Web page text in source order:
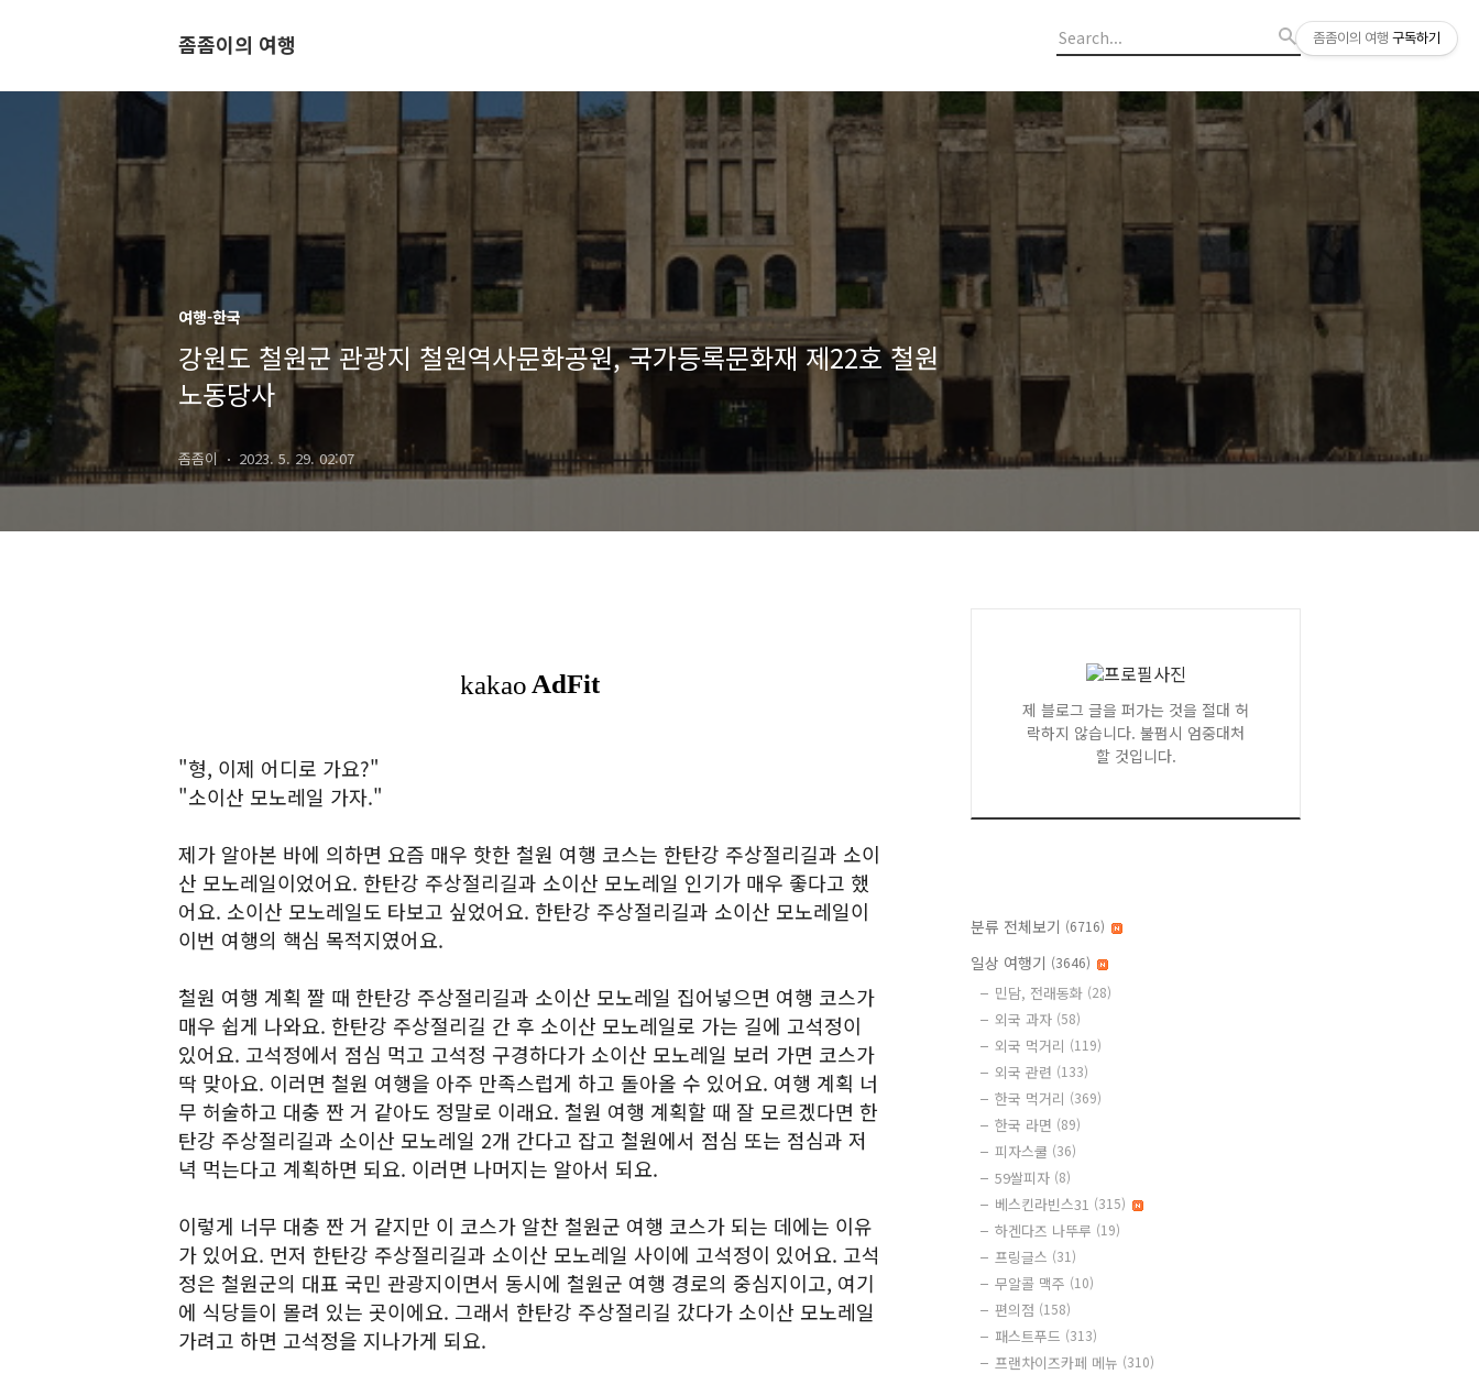
좀좀이의 여행
여행-한국
강원도 철원군 관광지 철원역사문화공원, 국가등록문화재 제22호 철원
노동당사
좀좀이 2023. 5. 29. 02:07
"형, 이제 어디로 가요?"
"소이산 모노레일 가자."
제가 알아본 바에 의하면 요즘 매우 핫한 철원 여행 코스는 한탄강 주상절리길과 소이
산 모노레일이었어요. 한탄강 주상절리길과 소이산 모노레일 인기가 매우 좋다고 했
어요. 소이산 모노레일도 타보고 싶었어요. 한탄강 주상절리길과 소이산 모노레일이
이번 여행의 핵심 목적지였어요.
철원 여행 계획 짤 때 한탄강 주상절리길과 소이산 모노레일 집어넣으면 여행 코스가
매우 쉽게 나와요. 한탄강 주상절리길 간 후 소이산 모노레일로 가는 길에 고석정이
있어요. 고석정에서 점심 먹고 고석정 구경하다가 소이산 모노레일 보러 가면 코스가
딱 맞아요. 이러면 철원 여행을 아주 만족스럽게 하고 돌아올 수 있어요. 여행 계획 너
무 허술하고 대충 짠 거 같아도 정말로 이래요. 철원 여행 계획할 때 잘 모르겠다면 한
탄강 주상절리길과 소이산 모노레일 2개 간다고 잡고 철원에서 점심 또는 점심과 저
녁 먹는다고 계획하면 되요. 이러면 나머지는 알아서 되요.
이렇게 너무 대충 짠 거 같지만 이 코스가 알찬 철원군 여행 코스가 되는 데에는 이유
가 있어요. 먼저 한탄강 주상절리길과 소이산 모노레일 사이에 고석정이 있어요. 고석
정은 철원군의 대표 국민 관광지이면서 동시에 철원군 여행 경로의 중심지이고, 여기
에 식당들이 몰려 있는 곳이에요. 그래서 한탄강 주상절리길 갔다가 소이산 모노레일
가려고 하면 고석정을 지나가게 되요.
제 블로그 글을 퍼가는 것을 절대 허
락하지 않습니다. 불펌시 엄중대처
할 것입니다.
분류 전체보기 (6716)
일상 여행기 (3646)
민담, 전래동화 (28)
외국 과자 (58)
외국 먹거리 (119)
외국 관련 (133)
한국 먹거리 (369)
한국 라면 (89)
피자스쿨 (36)
59쌀피자 (8)
베스킨라빈스31 (315)
하겐다즈 나뚜루 (19)
프링글스 (31)
무알콜 맥주 (10)
편의점 (158)
패스트푸드 (313)
프랜차이즈카페 메뉴 (310)
좀좀이의 여행 구독하기